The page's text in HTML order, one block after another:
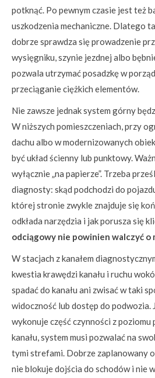
potknąć. Po pewnym czasie jest też
uszkodzenia mechaniczne. Dlatego
dobrze sprawdza się prowadzenie
wysięgniku, szynie jezdnej albo
pozwala utrzymać posadzkę w
przeciąganie ciężkich elementów.
Nie zawsze jednak system górny
W niższych pomieszczeniach, przy
dachu albo w modernizowanych
być układ ścienny lub punktowy.
wyłącznie „na papierze”. Trzeba
diagnosty: skąd podchodzi do
której stronie zwykle znajduje się
odkłada narzędzia i jak porusza się
odciągowy nie powinien walczyć o
W stacjach z kanałem
kwestia krawędzi kanału i ruchu
spadać do kanału ani zwisać w taki
widoczność lub dostęp do podwozia.
wykonuje część czynności z poziomu
kanału, system musi pozwalać na
tymi strefami. Dobrze zaplanowany
nie blokuje dojścia do schodów i nie